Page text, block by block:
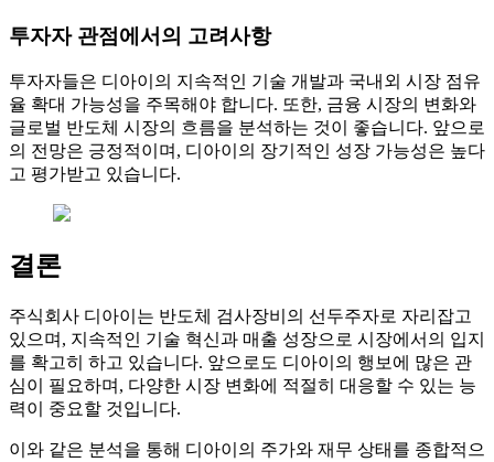
투자자 관점에서의 고려사항
투자자들은 디아이의 지속적인 기술 개발과 국내외 시장 점유
율 확대 가능성을 주목해야 합니다. 또한, 금융 시장의 변화와
글로벌 반도체 시장의 흐름을 분석하는 것이 좋습니다. 앞으로
의 전망은 긍정적이며, 디아이의 장기적인 성장 가능성은 높다
고 평가받고 있습니다.
결론
주식회사 디아이는 반도체 검사장비의 선두주자로 자리잡고
있으며, 지속적인 기술 혁신과 매출 성장으로 시장에서의 입지
를 확고히 하고 있습니다. 앞으로도 디아이의 행보에 많은 관
심이 필요하며, 다양한 시장 변화에 적절히 대응할 수 있는 능
력이 중요할 것입니다.
이와 같은 분석을 통해 디아이의 주가와 재무 상태를 종합적으